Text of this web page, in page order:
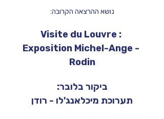
נושא ההרצאה הקרובה:
Visite du Louvre :
Exposition Michel-Ange -
Rodin
ביקור בלובר:
תערוכת מיכלאנג'לו - רודן